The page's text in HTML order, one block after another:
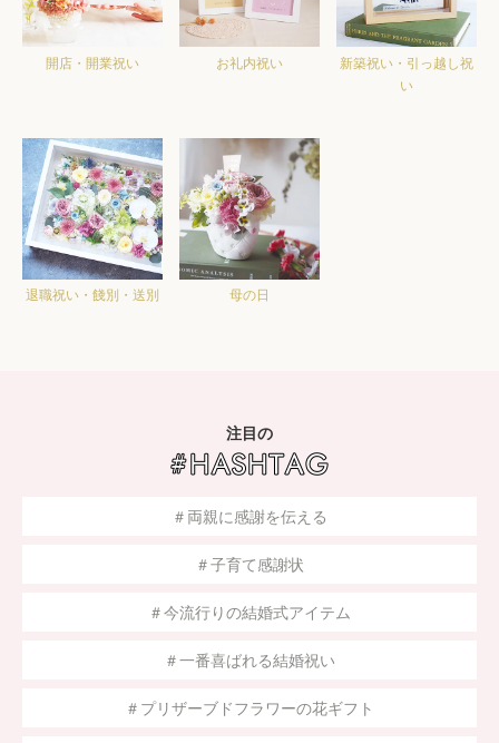
開店・開業祝い お礼内祝い
新築祝い・引っ越し祝
い
退職祝い・餞別・送別 母の日
注目の
＃両親に感謝を伝える
＃子育て感謝状
＃今流行りの結婚式アイテム
＃一番喜ばれる結婚祝い
＃プリザーブドフラワーの花ギフト